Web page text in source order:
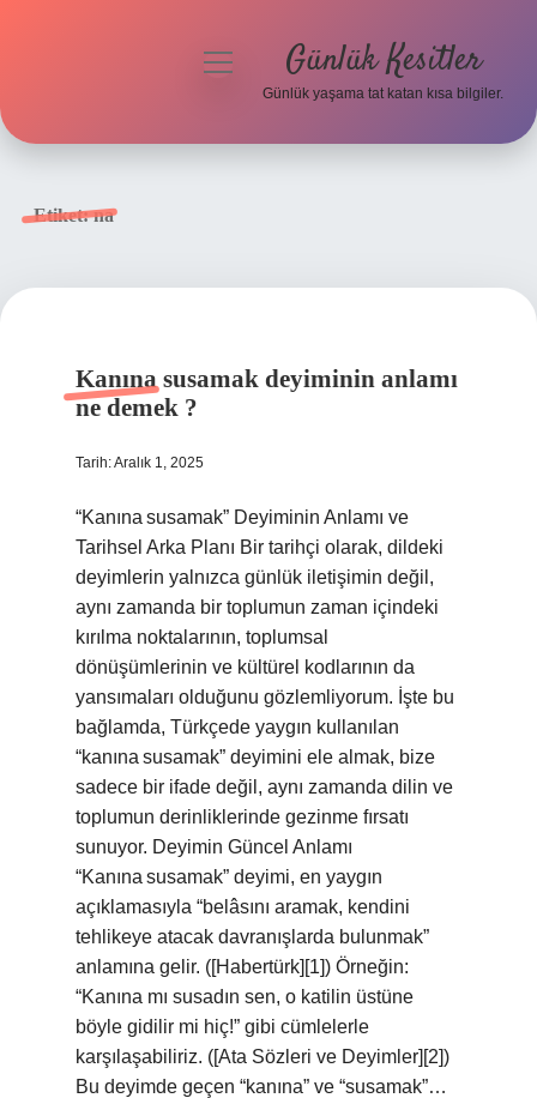
menüyü
Günlük Kesitler
Günlük yaşama tat katan kısa bilgiler.
Etiket:na
Kanına susamak deyiminin anlamı
ne demek ?
Tarih: Aralık 1, 2025
“Kanına susamak” Deyiminin Anlamı ve
Tarihsel Arka Planı Bir tarihçi olarak, dildeki
deyimlerin yalnızca günlük iletişimin değil,
aynı zamanda bir toplumun zaman içindeki
kırılma noktalarının, toplumsal
dönüşümlerinin ve kültürel kodlarının da
yansımaları olduğunu gözlemliyorum. İşte bu
bağlamda, Türkçede yaygın kullanılan
“kanına susamak” deyimini ele almak, bize
sadece bir ifade değil, aynı zamanda dilin ve
toplumun derinliklerinde gezinme fırsatı
sunuyor. Deyimin Güncel Anlamı
“Kanına susamak” deyimi, en yaygın
açıklamasıyla “belâsını aramak, kendini
tehlikeye atacak davranışlarda bulunmak”
anlamına gelir. ([Habertürk][1]) Örneğin:
“Kanına mı susadın sen, o katilin üstüne
böyle gidilir mi hiç!” gibi cümlelerle
karşılaşabiliriz. ([Ata Sözleri ve Deyimler][2])
Bu deyimde geçen “kanına” ve “susamak”…